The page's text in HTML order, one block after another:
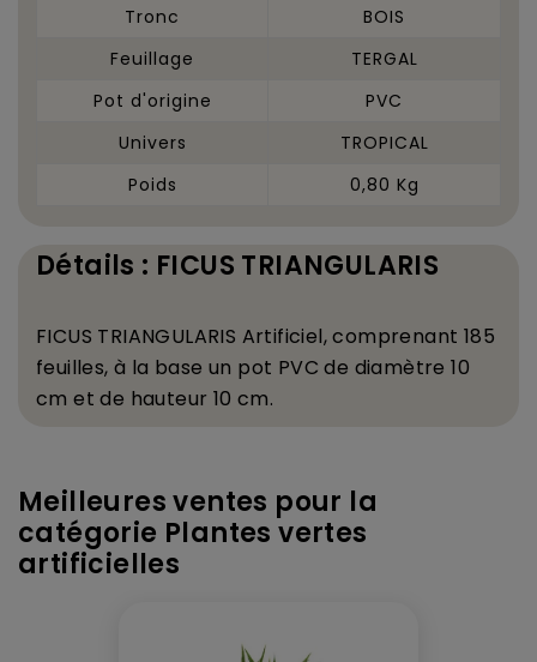
Tronc
BOIS
Feuillage
TERGAL
Pot d'origine
PVC
Univers
TROPICAL
Poids
0,80 Kg
Détails : FICUS TRIANGULARIS
FICUS TRIANGULARIS Artificiel, comprenant 185
feuilles,à la base un pot PVC de diamètre 10
cm et de hauteur 10 cm.
Meilleures ventes pour la
catégorie Plantes vertes
artificielles